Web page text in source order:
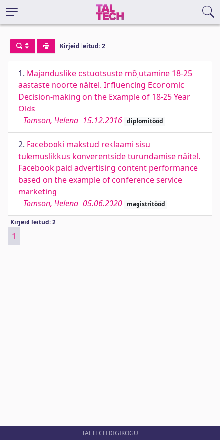
Kirjeid leitud: 2
1. Majanduslike ostuotsuste mõjutamine 18-25
aastaste noorte näitel. Influencing Economic
Decision-making on the Example of 18-25 Year
Olds
Tomson, Helena 15.12.2016 diplomitööd
2. Facebooki makstud reklaami sisu
tulemuslikkus konverentside turundamise näitel.
Facebook paid advertising content performance
based on the example of conference service
marketing
Tomson, Helena 05.06.2020 magistritööd
Kirjeid leitud: 2
1
TALTECH DIGIKOGU